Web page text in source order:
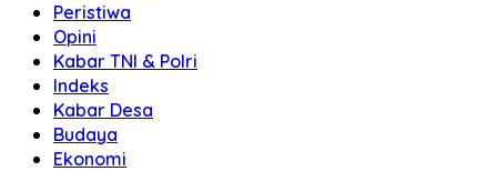
Peristiwa
Opini
Kabar TNI & Polri
Indeks
Kabar Desa
Budaya
Ekonomi